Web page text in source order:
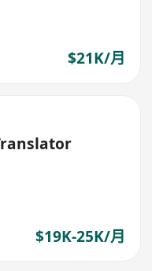
$21K/月
Translator
$19K-25K/月